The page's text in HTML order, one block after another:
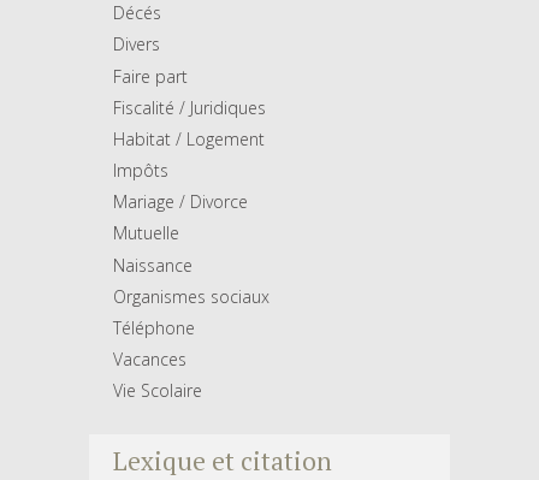
Décés
Divers
Faire part
Fiscalité / Juridiques
Habitat / Logement
Impôts
Mariage / Divorce
Mutuelle
Naissance
Organismes sociaux
Téléphone
Vacances
Vie Scolaire
Lexique et citation